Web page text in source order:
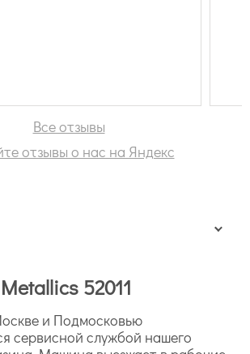
Все отзывы
отзывы о нас на Яндекс
52011
и Подмосковью
сервисной службой нашего